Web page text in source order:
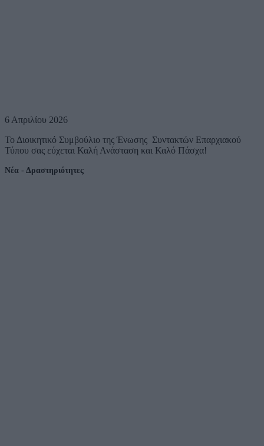
6 Απριλίου 2026
Το Διοικητικό Συμβούλιο της Ένωσης Συντακτών Επαρχιακού
Τύπου σας εύχεται Καλή Ανάσταση και Καλό Πάσχα!
Νέα - Δραστηριότητες